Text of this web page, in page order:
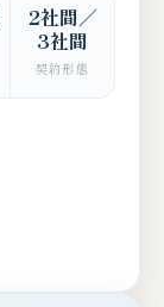
2社間／
3社間
契約形態